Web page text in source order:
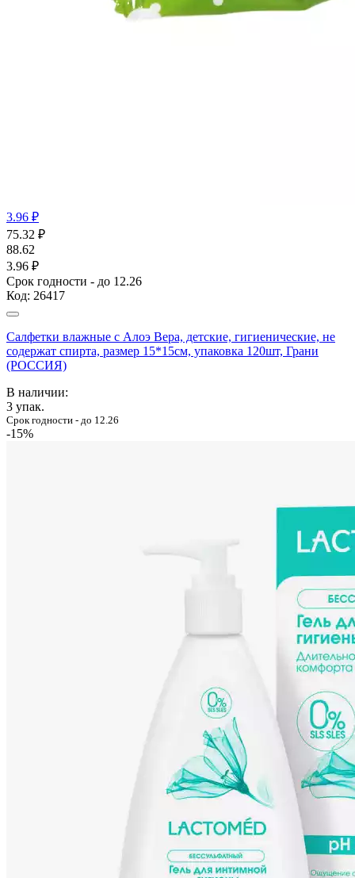
3.96 ₽
75.32 ₽
88.62
3.96 ₽
Срок годности - до 12.26
Код: 26417
Салфетки влажные с Алоэ Вера, детские, гигиенические, не
содержат спирта, размер 15*15см, упаковка 120шт, Грани
(РОССИЯ)
В наличии:
3 упак.
Срок годности - до 12.26
-15%